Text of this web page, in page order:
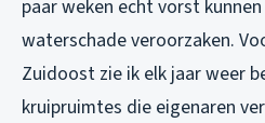
paar weken echt vorst
waterschade veroorzaken.
Zuidoost zie ik elk jaar weer
kruipruimtes die eigenaren